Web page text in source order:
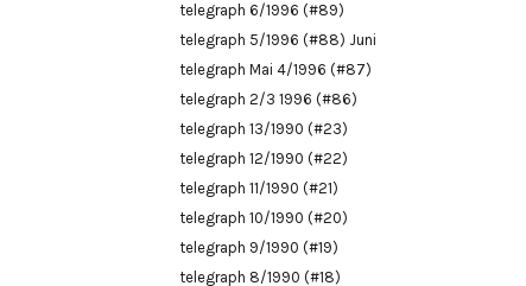
telegraph 6/1996 (#89)
telegraph 5/1996 (#88) Juni
telegraph Mai 4/1996 (#87)
telegraph 2/3 1996 (#86)
telegraph 13/1990 (#23)
telegraph 12/1990 (#22)
telegraph 11/1990 (#21)
telegraph 10/1990 (#20)
telegraph 9/1990 (#19)
telegraph 8/1990 (#18)